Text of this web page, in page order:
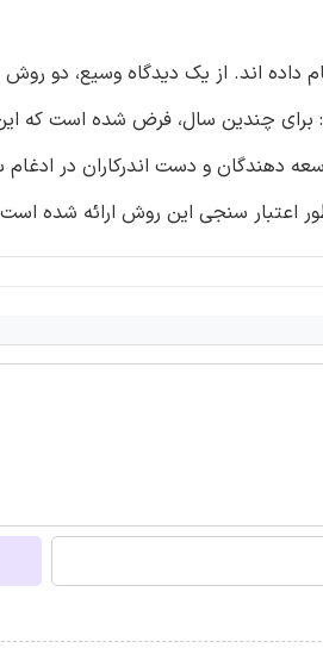
داده اند. از یک دیدگاه وسیع، دو
برای چندین سال، فرض شده است که این
دهندگان و دست اندرکاران در
اعتبار سنجی این روش ارائه شده